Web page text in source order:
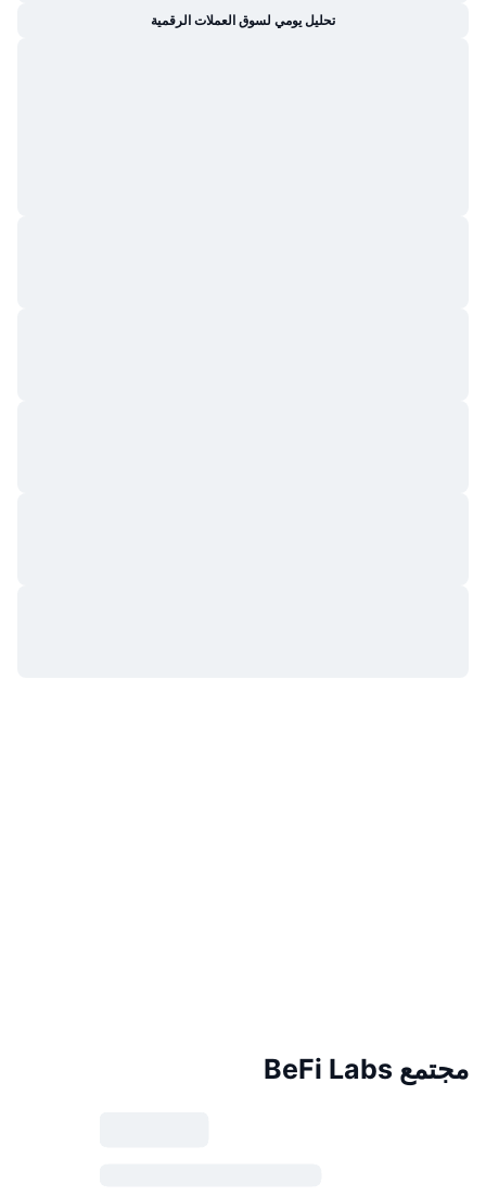
تحليل يومي لسوق العملات الرقمية
مجتمع BeFi Labs